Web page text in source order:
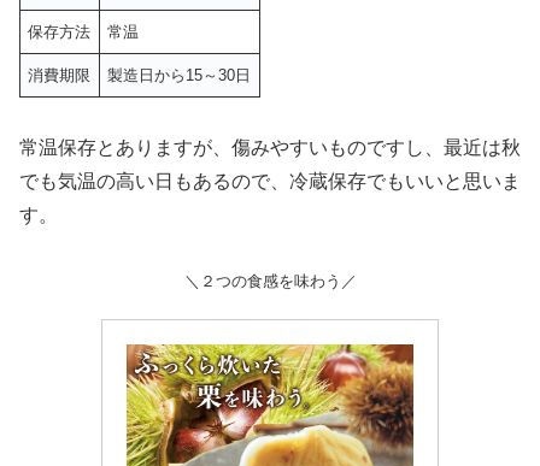
保存方法 常温
消費期限 製造日から15～30日
常温保存とありますが、傷みやすいものですし、最近は秋
でも気温の高い日もあるので、冷蔵保存でもいいと思いま
す。
＼２つの食感を味わう／